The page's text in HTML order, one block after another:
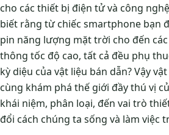
cho các thiết bị điện tử và công
biết rằng từ chiếc smartphone bạn
pin năng lượng mặt trời cho đến
thông tốc độ cao, tất cả đều phụ
kỳ diệu của vật liệu bán dẫn? Vậy
cùng khám phá thế giới đầy thú vị
khái niệm, phân loại, đến vai trò
đổi cách chúng ta sống và làm việc